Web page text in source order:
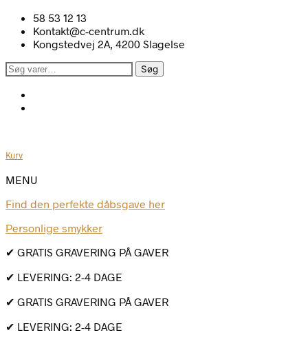
58 53 12 13
Kontakt@c-centrum.dk
Kongstedvej 2A, 4200 Slagelse
Søg
Søg
Kurv
MENU
Find den perfekte dåbsgave her
Personlige smykker
✔ GRATIS GRAVERING PÅ GAVER
✔ LEVERING: 2-4 DAGE
✔ GRATIS GRAVERING PÅ GAVER
✔ LEVERING: 2-4 DAGE